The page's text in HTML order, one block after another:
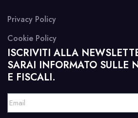
Privacy Policy
Cookie Policy
ISCRIVITI ALLA
SARAI INFORMATO SULLE
E FISCALI.